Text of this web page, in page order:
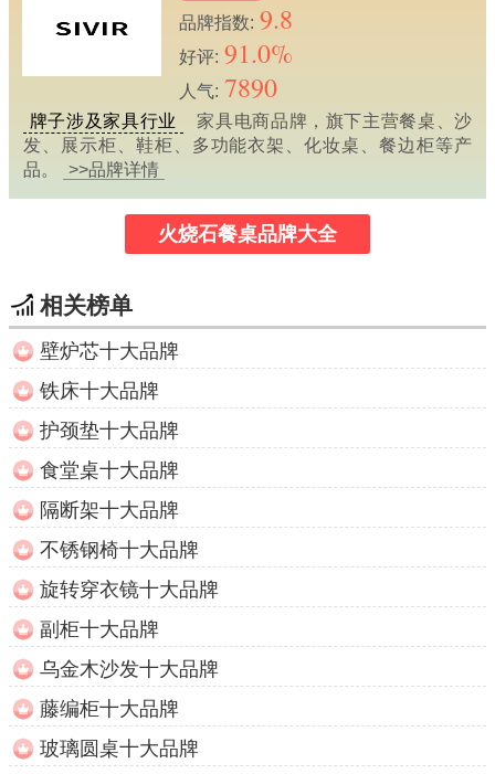
品牌指数: 9.8
好评: 91.0%
人气: 7890
牌子涉及家具行业
家具电商品牌，旗下主营餐桌、沙
发、展示柜、鞋柜、多功能衣架、化妆桌、餐边柜等产
品。
>>品牌详情
火烧石餐桌品牌大全
相关榜单
壁炉芯十大品牌
铁床十大品牌
护颈垫十大品牌
食堂桌十大品牌
隔断架十大品牌
不锈钢椅十大品牌
旋转穿衣镜十大品牌
副柜十大品牌
乌金木沙发十大品牌
藤编柜十大品牌
玻璃圆桌十大品牌